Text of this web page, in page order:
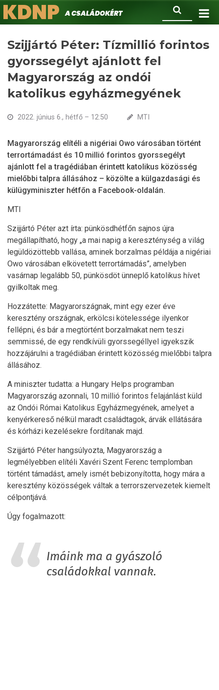
Ugrás
a
Keresés
KDNPA családokért.
Szijjártó Péter: Tízmillió forintos
gyorssegélyt ajánlott fel
Magyarország az ondói
katolikus egyházmegyének
2022. június 6., hétfő – 12:50 MTI
Magyarország elítéli a nigériai Owo városában történt
terrortámadást és 10 millió forintos gyorssegélyt
ajánlott fel a tragédiában érintett katolikus közösség
mielőbbi talpra állásához – közölte a külgazdasági és
külügyminiszter hétfőn a Facebook-oldalán.
MTI
Szijjártó Péter azt írta: pünkösdhétfőn sajnos újra
megállapítható, hogy „a mai napig a kereszténység a világ
legüldözöttebb vallása, aminek borzalmas példája a nigériai
Owo városában elkövetett terrortámadás”, amelyben
vasárnap legalább 50, pünkösdöt ünneplő katolikus hívet
gyilkoltak meg.
Hozzátette: Magyarországnak, mint egy ezer éve
keresztény országnak, erkölcsi kötelessége ilyenkor
fellépni, és bár a megtörtént borzalmakat nem teszi
semmissé, de egy rendkívüli gyorssegéllyel igyekszik
hozzájárulni a tragédiában érintett közösség mielőbbi talpra
állásához.
A miniszter tudatta: a Hungary Helps programban
Magyarország azonnali, 10 millió forintos felajánlást küld
az Ondói Római Katolikus Egyházmegyének, amelyet a
kenyérkereső nélkül maradt családtagok, árvák ellátására
és kórházi kezelésekre fordítanak majd.
Szijjártó Péter hangsúlyozta, Magyarország a
legmélyebben elítéli Xavéri Szent Ferenc templomban
történt támadást, amely ismét bebizonyította, hogy mára a
keresztény közösségek váltak a terrorszervezetek kiemelt
célpontjává.
Úgy fogalmazott:
Imáink ma a gyászoló
családokkal vannak.